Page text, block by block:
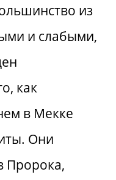
из
и слабыми,
как
в Мекке
Они
Пророка,